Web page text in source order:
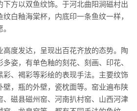
下方以双鱼纹饰。于河北曲阳涧磁村出
白釉海棠杯，内底印一条鱼纹一样，
高度发达，呈现出百花齐放的态势。陶
姿，有单色釉的刻花、刻画、印花、
彩、褐彩等彩绘的表现手法。主要纹饰
壁，瓶的外壁，瓷枕面等。窑业遍布陕
、磁县磁州窑、河南扒村窑、山西河津